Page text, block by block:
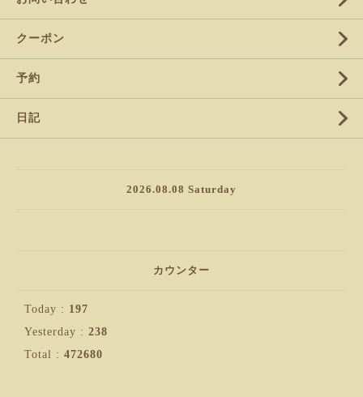
クーポン
予約
日記
2026.08.08 Saturday
カウンター
Today : 197
Yesterday : 238
Total : 472680